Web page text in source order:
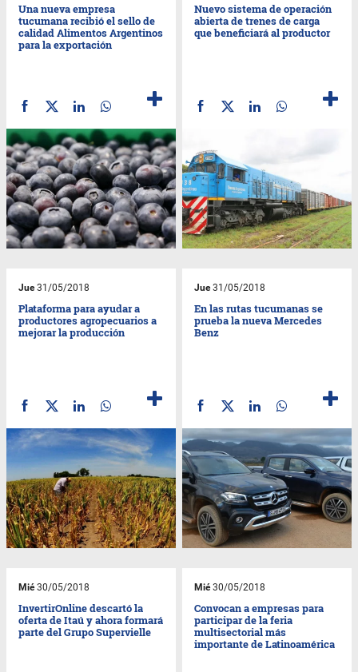
Una nueva empresa
tucumana recibió el sello de
calidad Alimentos Argentinos
para la exportación
Nuevo sistema de operación
abierta de trenes de carga
que beneficiará al productor
Jue31/05/2018
Plataforma para ayudar a
productores agropecuarios a
mejorar la producción
Jue31/05/2018
En las rutas tucumanas se
prueba la nueva Mercedes
Benz
Mié30/05/2018
InvertirOnline descartó la
oferta de Itaú y ahora formará
parte del Grupo Supervielle
Mié30/05/2018
Convocan a empresas para
participar de la feria
multisectorial más
importante de Latinoamérica